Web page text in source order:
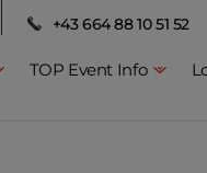
+43 664 88 10 51 52
TOP Event Info